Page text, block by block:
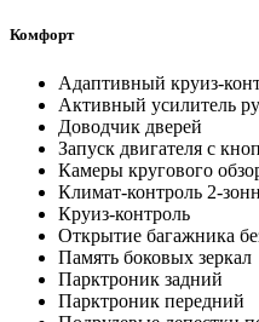
Комфорт
Адаптивный круиз-
Активный усилитель
Доводчик дверей
Запуск двигателя с
Камеры кругового
Климат-контроль 2-
Круиз-контроль
Открытие багажника
Память боковых зеркал
Парктроник задний
Парктроник передний